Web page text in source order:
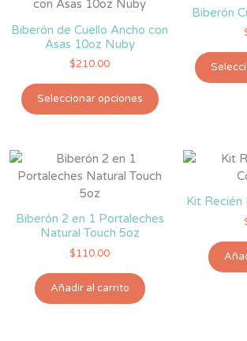
Repuesto
Cuchara
Papillera
Biberón
Suave
5
oz
Biberón de Cuello Ancho con
Asas 10oz Nuby
$210.00
Seleccionar opciones
producto
variantes.
Las
pueden
Biberón
Biberón 2 en 1 Portaleches
Natural Touch 5oz
$110.00
Añadir al carrito
Kit